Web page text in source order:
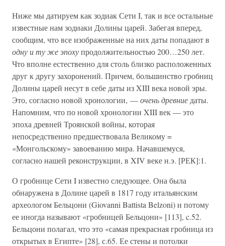
Ниже мы датируем как зодиак Сети I, так и все остальные
известные нам зодиаки Долины царей. Забегая вперед,
сообщим, что все изображенные на них даты попадают в
одну и ту же эпохупродолжительностью 200…250 лет.
Что вполне естественно для столь близко расположенных
друг к другу захоронений. Причем, большинство гробниц
Долины царей несут в себе даты из XIII века новой эры.
Это, согласно новой хронологии, —очень древние даты.
Напомним, что по новой хронологии XIII век — это
эпоха древней Троянской войны, которая
непосредственно предшествовала Великому =
«Монгольскому» завоеванию мира. Начавшемуся,
согласно нашей реконструкции, в XIV веке н.э. [РЕК]:1.
О гробнице Сети I известно следующее. Она была
обнаружена в Долине царей в 1817 году итальянским
археологом Бельцони (Giovanni Battista Belzoni) и потому
ее иногда называют «гробницей Бельцони» [113], c.52.
Бельцони полагал, что это «самая прекрасная гробница из
открытых в Египте» [28], с.65. Ее стены и потолки